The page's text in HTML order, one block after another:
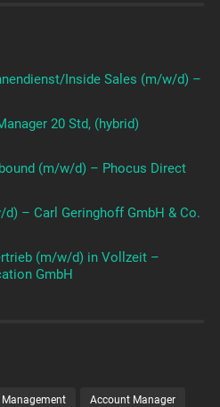
Inside Sales (m/w/d) –
20 Std, (hybrid)
(m/w/d) – Phocus Direct
– Carl Geringhoff GmbH & Co.
(m/w/d) in Vollzeit –
GmbH
Account Manager